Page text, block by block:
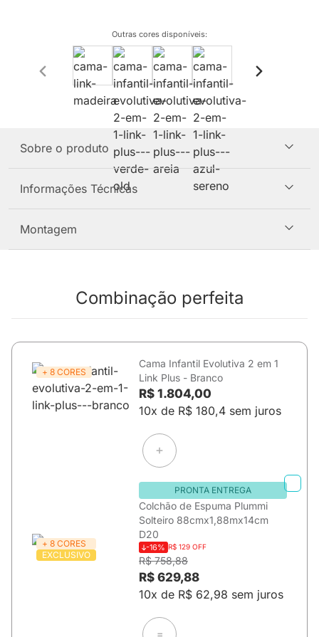
Outras cores disponíveis:
Sobre o produto
Informações Técnicas
Montagem
Combinação perfeita
+ 8 CORES
Cama Infantil Evolutiva 2 em 1
Link Plus - Branco
R$ 1.804,00
10x de R$ 180,4 sem juros
+ 8 CORES
EXCLUSIVO
PRONTA ENTREGA
Colchão de Espuma Plummi
Solteiro 88cmx1,88mx14cm
D20
-16% R$ 129 OFF
R$ 758,88
R$ 629,88
10x de R$ 62,98 sem juros
=